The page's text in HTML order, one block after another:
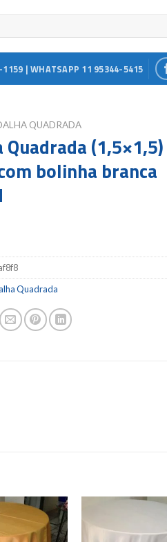
| WHATSAPP 11 95344-5415
QUADRADA
Quadrada (1,5×1,5)
bolinha branca
Quadrada
Add to